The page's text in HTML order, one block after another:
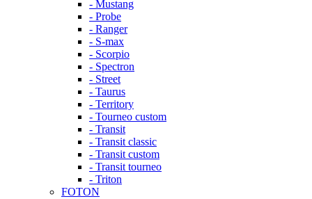
- Mustang
- Probe
- Ranger
- S-max
- Scorpio
- Spectron
- Street
- Taurus
- Territory
- Tourneo custom
- Transit
- Transit classic
- Transit custom
- Transit tourneo
- Triton
FOTON